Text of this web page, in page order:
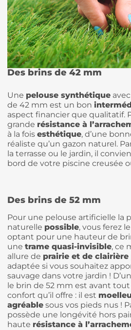
Des brins de 42 mm
Une pelouse synthétique
de 42 mm est un bon
aspect financier que qualitatif.
grande résistance à
à la fois esthétique, d’une
réaliste qu’un gazon naturel.
la terrasse ou le jardin, il
bord de votre piscine creusée
Des brins de 52 mm
Pour une pelouse artificielle la
naturelle possible, vous ferez
optant pour une hauteur de
une trame quasi-invisible, ce
allure de prairie et de clairière
adaptée si vous souhaitez
sauvage dans votre jardin !
le brin de 52 mm est avant
confort qu’il offre : il est
agréable sous vos pieds nus !
possède une longévité hors
haute résistance à